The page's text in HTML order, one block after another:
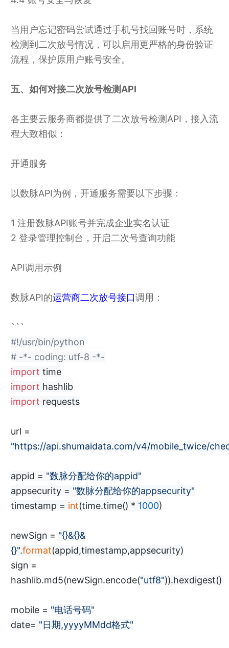
当用户忘记密码尝试通过手机号找回账号时，系统
检测到二次放号情况，可以启用更严格的身份验证
流程，保护原用户账号安全。
五、如何对接二次放号检测API
各主要云服务商都提供了二次放号检测API，接入流
程大致相似：
开通服务
以数脉API为例，开通服务需要以下步骤：
1 注册数脉API账号并完成企业实名认证
2 登录管理控制台，开启二次号查询功能
API调用示例
数脉API的运营商二次放号接口调用：
```
#!/usr/bin/python
# -*- coding: utf-8 -*-
import time
import hashlib
import requests
url =
"https://api.shumaidata.com/v4/mobile_twice/
appid = "数脉分配给你的appid"
appsecurity = "数脉分配给你的appsecurity"
timestamp = int(time.time() * 1000)
newSign = "{}&{}&
{}".format(appid,timestamp,appsecurity)
sign =
hashlib.md5(newSign.encode("utf8")).hexdigest()
mobile = "电话号码"
date= "日期,yyyyMMdd格式"